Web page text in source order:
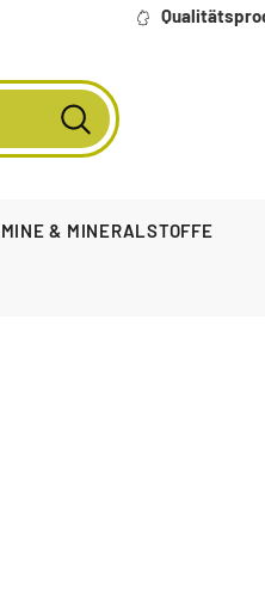
& MINERALSTOFFE